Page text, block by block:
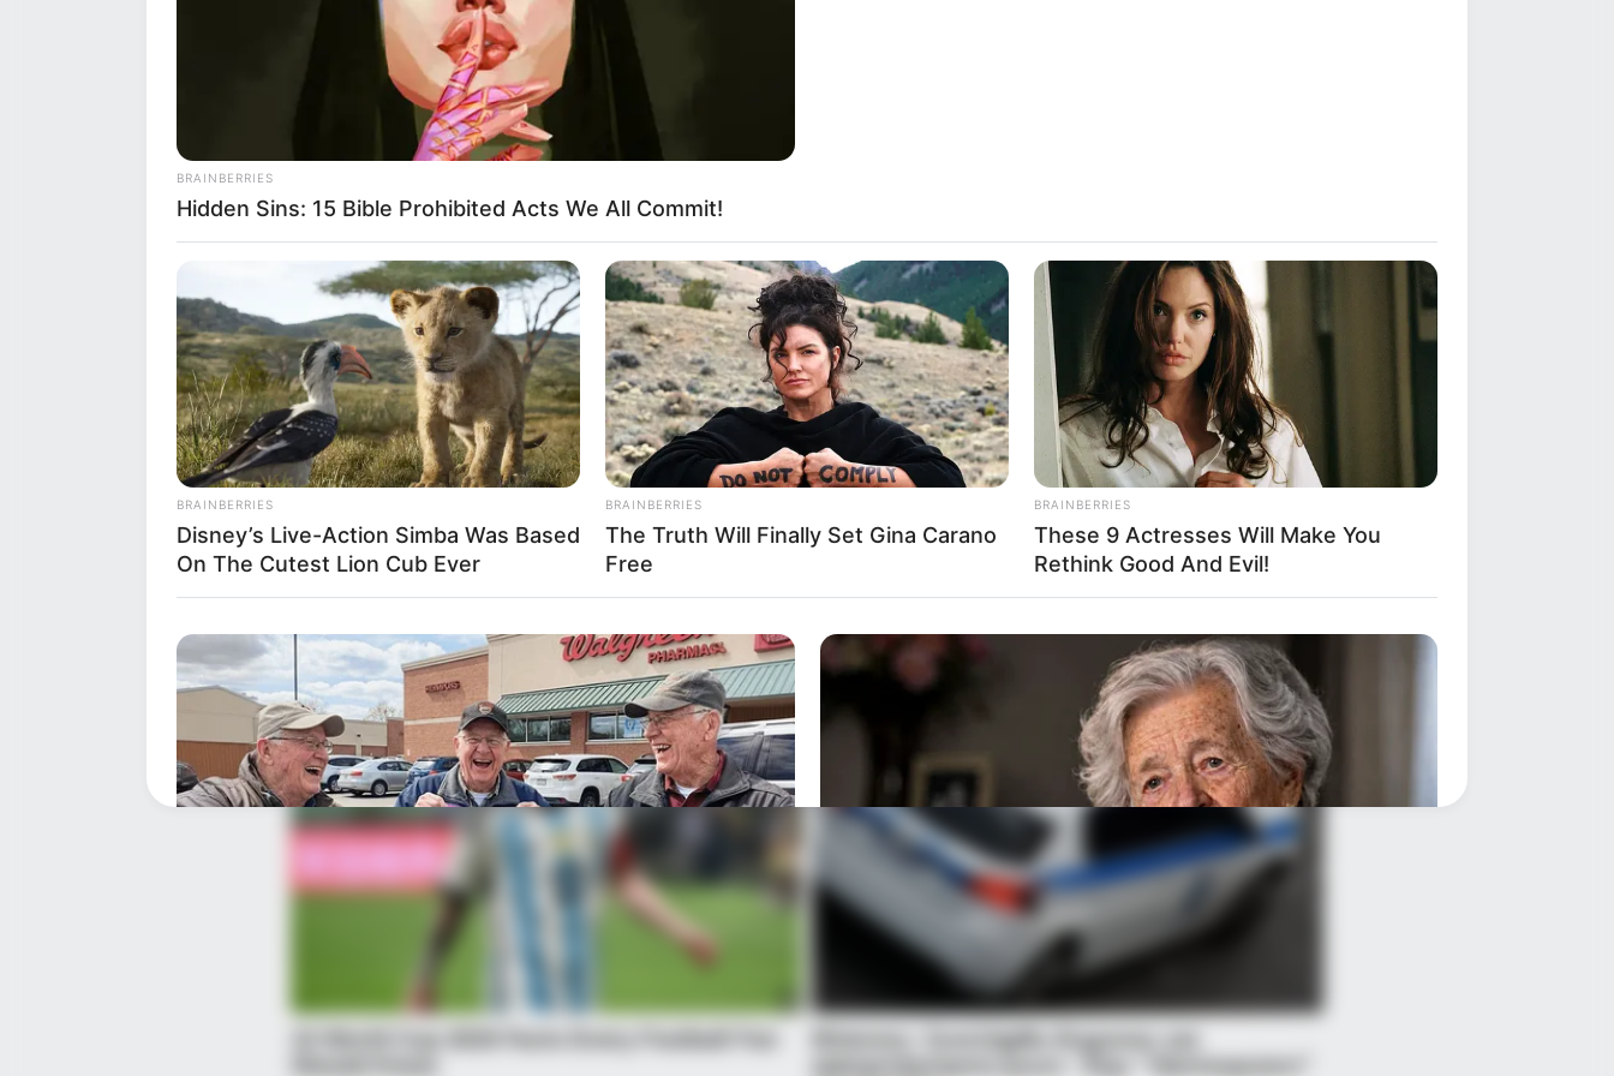
BRAINBERRIES
Hidden Sins: 15 Bible Prohibited Acts We All Commit!
BRAINBERRIES
Disney’s Live-Action Simba Was Based
On The Cutest Lion Cub Ever
BRAINBERRIES
The Truth Will Finally Set Gina Carano
Free
BRAINBERRIES
These 9 Actresses Will Make You
Rethink Good And Evil!
CVS Hides This $1 Generic Viagra - Here's The Aisle It's
NEUROMIND PRO
Japan's Oldest Doctors Say Memory Loss Isn't Age: Just